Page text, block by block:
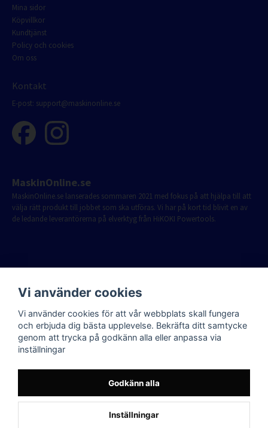
Mina sidor
Köpvillkor
Kundtjänst
Policy och cookies
Om oss
Kontakt
E-post: support@maskinonline.se
MaskinOnline.se
MaskinOnline.se lanserades sommaren 2021 med fokus på att hjälpa till att
välja rätt produkt till jobbet som ska utföras. Vi har på kort tid blivit en av
de ledande leverantörerna på elverktyg från HiKOKI Powertools.
Powered by Nyehandel AB
Vi använder cookies
Vi använder cookies för att vår webbplats skall fungera
och erbjuda dig bästa upplevelse. Bekräfta ditt samtycke
genom att trycka på godkänn alla eller anpassa via
inställningar
Godkänn alla
Inställningar